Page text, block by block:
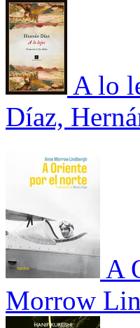
A lo
Díaz,
A
Morrow